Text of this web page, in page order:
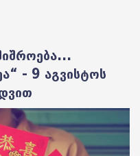
- 9 აგვისტოს